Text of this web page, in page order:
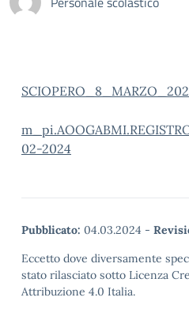
02-2024
Pubblicato: 04.03.2024 -
Eccetto dove diversamente
stato rilasciato sotto Licenza
Attribuzione 4.0 Italia.